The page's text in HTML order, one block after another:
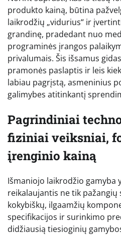
produkto kainą, būtina
laikrodžių „vidurius“ ir
grandinę, pradedant nuo
programinės įrangos
privalumais. Šis išsamus
pramonės paslaptis ir leis
labiau pagrįstą, asmeninius
galimybes atitinkantį
Pagrindiniai
fiziniai veiksniai,
įrenginio kainą
Išmaniojo laikrodžio gamyba
reikalaujantis ne tik
kokybiškų, ilgaamžių
specifikacijos ir surinkimo
didžiausią tiesioginių